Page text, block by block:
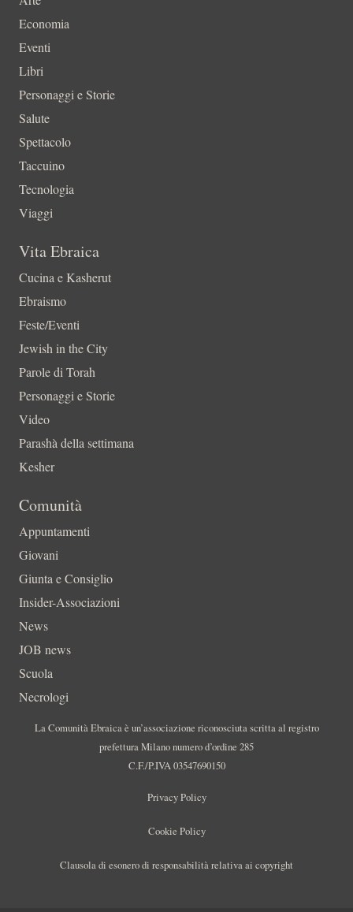
Economia
Eventi
Libri
Personaggi e Storie
Salute
Spettacolo
Taccuino
Tecnologia
Viaggi
Vita Ebraica
Cucina e Kasherut
Ebraismo
Feste/Eventi
Jewish in the City
Parole di Torah
Personaggi e Storie
Video
Parashà della settimana
Kesher
Comunità
Appuntamenti
Giovani
Giunta e Consiglio
Insider-Associazioni
News
JOB news
Scuola
Necrologi
La Comunità Ebraica è un’associazione riconosciuta scritta al registro
prefettura Milano numero d’ordine 285
C.F./P.IVA 03547690150
Privacy Policy
Cookie Policy
Clausola di esonero di responsabilità relativa ai copyright